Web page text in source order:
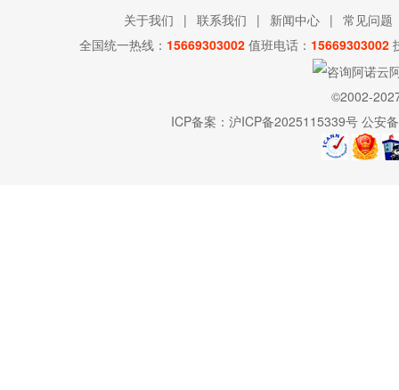
关于我们 | 联系我们 | 新闻中心 | 常见问题
全国统一热线： 15669303002 值班电话： 15669303002
©2002-
ICP备案： 沪ICP备2025115339号 公安